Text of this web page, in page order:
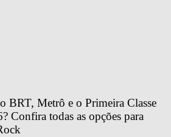
BRT, Metrô e o Primeira Classe
Confira todas as opções para